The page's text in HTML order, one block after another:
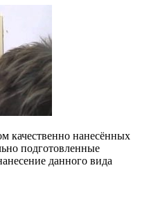
нанесённых
подготовленные
данного вида